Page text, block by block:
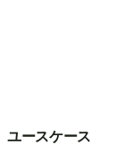
ユースケース